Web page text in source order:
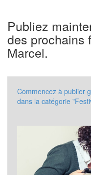
Publiez
des prochains
Marcel.
Commencez à publier
dans la catégorie